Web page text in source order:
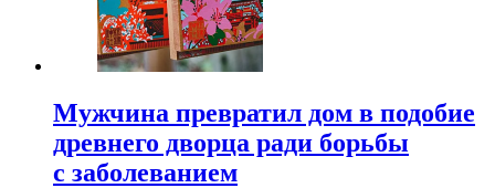
Мужчина превратил дом в подобие
древнего дворца ради борьбы
с заболеванием